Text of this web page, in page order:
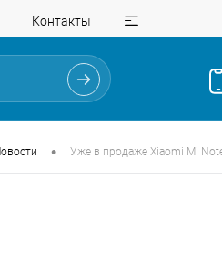
Контакты
• Уже в продаже Xiaomi Mi